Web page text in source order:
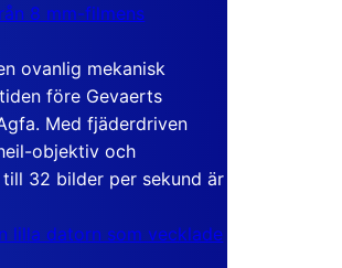
8 mm-filmens
ovanlig mekanisk
före Gevaerts
Med fjäderdriven
objektiv och
32 bilder per sekund är
lilla datorn som vecklade